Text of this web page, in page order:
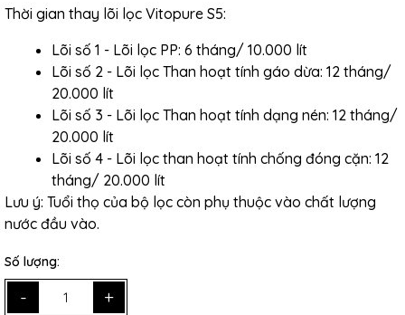
Thời gian thay lõi lọc Vitopure S5:
Lõi số 1 - Lõi lọc PP: 6 tháng/ 10.000 lít
Lõi số 2 - Lõi lọc Than hoạt tính gáo dừa: 12 tháng/
20.000 lít
Lõi số 3 - Lõi lọc Than hoạt tính dạng nén: 12 tháng/
20.000 lít
Lõi số 4 - Lõi lọc than hoạt tính chống đóng cặn: 12
tháng/ 20.000 lít
Lưu ý: Tuổi thọ của bộ lọc còn phụ thuộc vào chất lượng
nước đầu vào.
Số lượng:
- +